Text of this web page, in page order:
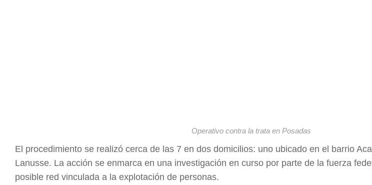
Operativo contra la trata en Posadas
El procedimiento se realizó cerca de las 7 en dos domicilios: uno ubicado en el barrio
Lanusse. La acción se enmarca en una investigación en curso por parte de la fuerza
posible red vinculada a la explotación de personas.